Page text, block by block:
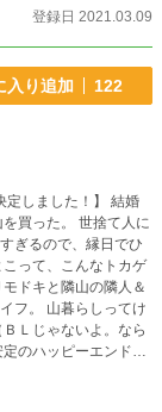
俺はこの朱莉と言う
べて幼女です。（一
登録日 2021.03.09
入り追加 122
ました！】 結婚
買った。 世捨て人に
ぎるので、縁日でひ
って、こんなトカゲ
フ。 山暮らしってけ
Ｌじゃないよ。なら
ポリス